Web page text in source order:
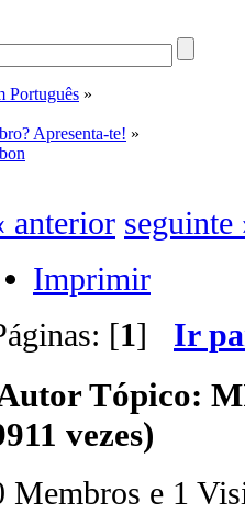
Português »
Apresenta-te! »
anterior seguinte
Imprimir
[1] Ir
Tópico:
vezes)
Membros e 1